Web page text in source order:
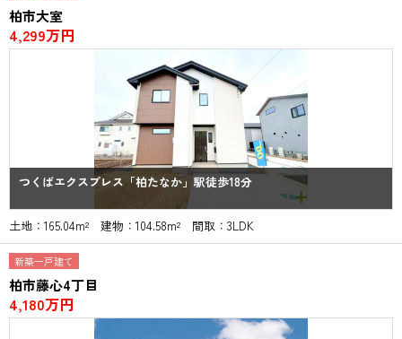
柏市大室
4,299万円
つくばエクスプレス「柏たなか」駅徒歩18分
土地：165.04m² 建物：104.58m² 間取：3LDK
新築一戸建て
柏市藤心4丁目
4,180万円